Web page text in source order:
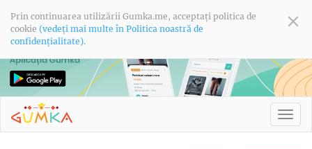
Prin continuarea utilizării Gumka.me, acceptați politica de
cookie (vedeți mai multe în Politica noastră de
confidențialitate).